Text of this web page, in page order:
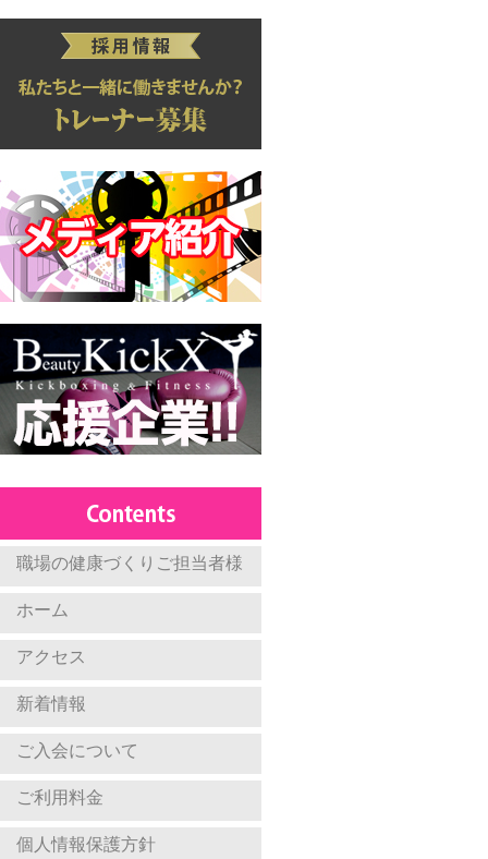
職場の健康づくりご担当者様
ホーム
アクセス
新着情報
ご入会について
ご利用料金
個人情報保護方針